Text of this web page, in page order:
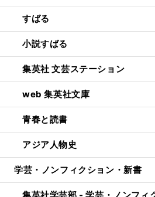
すばる
小説すばる
集英社 文芸ステーション
web 集英社文庫
青春と読書
アジア人物史
学芸・ノンフィクション・新書